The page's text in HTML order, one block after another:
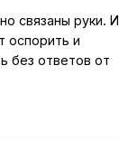
связаны руки. И
оспорить и
без ответов от